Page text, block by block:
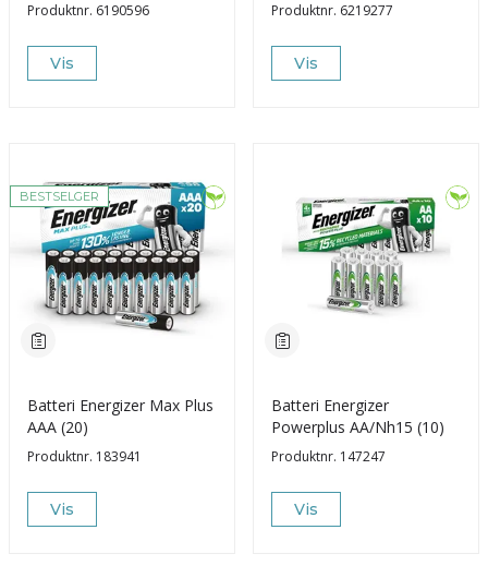
Produktnr. 6190596
Vis
Produktnr. 6219277
Vis
BESTSELGER
Batteri Energizer Max Plus
AAA (20)
Produktnr. 183941
Vis
Batteri Energizer
Powerplus AA/Nh15 (10)
Produktnr. 147247
Vis